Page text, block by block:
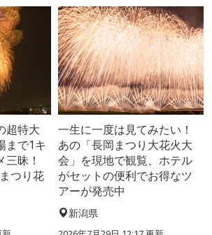
超特大
まで1キ
昧！
つり花
一生に一度は見てみたい！
あの「長岡まつり大花火大
会」を現地で観覧、ホテル
がセットの便利でお得なツ
アーが発売中
新潟県